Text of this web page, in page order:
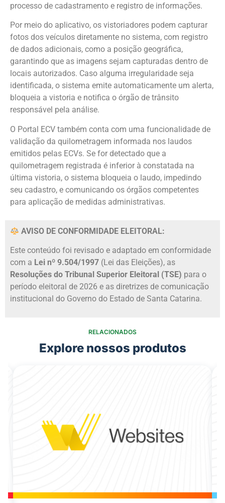
processo de cadastramento e registro de informações.
Por meio do aplicativo, os vistoriadores podem capturar
fotos dos veículos diretamente no sistema, com registro
de dados adicionais, como a posição geográfica,
garantindo que as imagens sejam capturadas dentro de
locais autorizados. Caso alguma irregularidade seja
identificada, o sistema emite automaticamente um alerta,
bloqueia a vistoria e notifica o órgão de trânsito
responsável pela análise.
O Portal ECV também conta com uma funcionalidade de
validação da quilometragem informada nos laudos
emitidos pelas ECVs. Se for detectado que a
quilometragem registrada é inferior à constatada na
última vistoria, o sistema bloqueia o laudo, impedindo
seu cadastro, e comunicando os órgãos competentes
para aplicação de medidas administrativas.
AVISO DE CONFORMIDADE ELEITORAL:
Este conteúdo foi revisado e adaptado em conformidade
com a Lei nº 9.504/1997 (Lei das Eleições), as
Resoluções do Tribunal Superior Eleitoral (TSE) para o
período eleitoral de 2026 e as diretrizes de comunicação
institucional do Governo do Estado de Santa Catarina.
RELACIONADOS
Explore nossos produtos